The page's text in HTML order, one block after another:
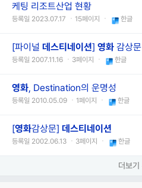
케팅 리조트산업 현황
등록일 2023.07.17 ㆍ15페이지 ㆍ 한글
[파이널 데스티네이션] 영화 감상문
등록일 2007.11.16 ㆍ3페이지 ㆍ 한글
영화, Destination의 운명성
등록일 2010.05.09 ㆍ1페이지 ㆍ 한글
[영화감상문] 데스티네이션
등록일 2002.06.13 ㆍ3페이지 ㆍ 한글
더보기